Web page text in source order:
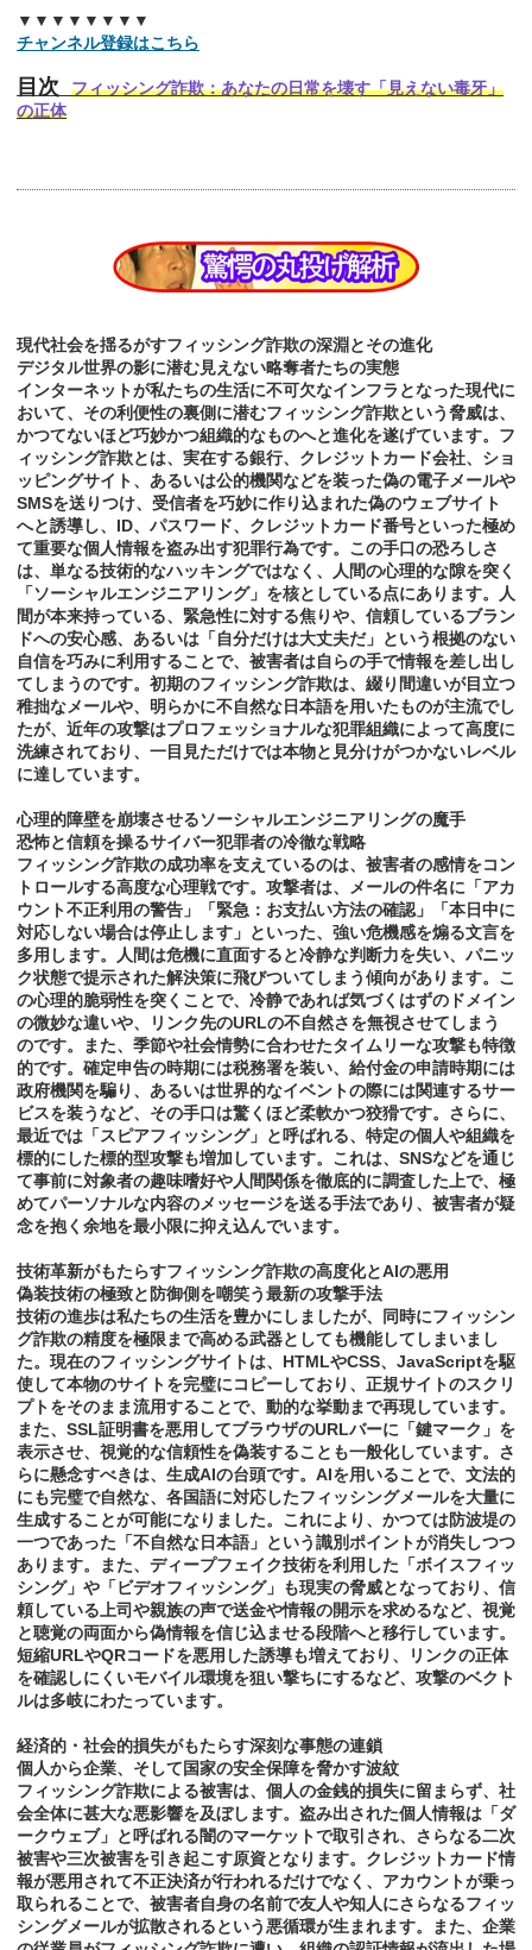
▼▼▼▼▼▼▼▼
チャンネル登録はこちら
目次
フィッシング詐欺：あなたの日常を壊す「見えない毒牙」
の正体
現代社会を揺るがすフィッシング詐欺の深淵とその進化
デジタル世界の影に潜む見えない略奪者たちの実態
インターネットが私たちの生活に不可欠なインフラとなった現代に
おいて、その利便性の裏側に潜むフィッシング詐欺という脅威は、
かつてないほど巧妙かつ組織的なものへと進化を遂げています。フ
ィッシング詐欺とは、実在する銀行、クレジットカード会社、ショ
ッピングサイト、あるいは公的機関などを装った偽の電子メールや
SMSを送りつけ、受信者を巧妙に作り込まれた偽のウェブサイト
へと誘導し、ID、パスワード、クレジットカード番号といった極め
て重要な個人情報を盗み出す犯罪行為です。この手口の恐ろしさ
は、単なる技術的なハッキングではなく、人間の心理的な隙を突く
「ソーシャルエンジニアリング」を核としている点にあります。人
間が本来持っている、緊急性に対する焦りや、信頼しているブラン
ドへの安心感、あるいは「自分だけは大丈夫だ」という根拠のない
自信を巧みに利用することで、被害者は自らの手で情報を差し出し
てしまうのです。初期のフィッシング詐欺は、綴り間違いが目立つ
稚拙なメールや、明らかに不自然な日本語を用いたものが主流でし
たが、近年の攻撃はプロフェッショナルな犯罪組織によって高度に
洗練されており、一目見ただけでは本物と見分けがつかないレベル
に達しています。
心理的障壁を崩壊させるソーシャルエンジニアリングの魔手
恐怖と信頼を操るサイバー犯罪者の冷徹な戦略
フィッシング詐欺の成功率を支えているのは、被害者の感情をコン
トロールする高度な心理戦です。攻撃者は、メールの件名に「アカ
ウント不正利用の警告」「緊急：お支払い方法の確認」「本日中に
対応しない場合は停止します」といった、強い危機感を煽る文言を
多用します。人間は危機に直面すると冷静な判断力を失い、パニッ
ク状態で提示された解決策に飛びついてしまう傾向があります。こ
の心理的脆弱性を突くことで、冷静であれば気づくはずのドメイン
の微妙な違いや、リンク先のURLの不自然さを無視させてしまう
のです。また、季節や社会情勢に合わせたタイムリーな攻撃も特徴
的です。確定申告の時期には税務署を装い、給付金の申請時期には
政府機関を騙り、あるいは世界的なイベントの際には関連するサー
ビスを装うなど、その手口は驚くほど柔軟かつ狡猾です。さらに、
最近では「スピアフィッシング」と呼ばれる、特定の個人や組織を
標的にした標的型攻撃も増加しています。これは、SNSなどを通じ
て事前に対象者の趣味嗜好や人間関係を徹底的に調査した上で、極
めてパーソナルな内容のメッセージを送る手法であり、被害者が疑
念を抱く余地を最小限に抑え込んでいます。
技術革新がもたらすフィッシング詐欺の高度化とAIの悪用
偽装技術の極致と防御側を嘲笑う最新の攻撃手法
技術の進歩は私たちの生活を豊かにしましたが、同時にフィッシン
グ詐欺の精度を極限まで高める武器としても機能してしまいまし
た。現在のフィッシングサイトは、HTMLやCSS、JavaScriptを駆
使して本物のサイトを完璧にコピーしており、正規サイトのスクリ
プトをそのまま流用することで、動的な挙動まで再現しています。
また、SSL証明書を悪用してブラウザのURLバーに「鍵マーク」を
表示させ、視覚的な信頼性を偽装することも一般化しています。さ
らに懸念すべきは、生成AIの台頭です。AIを用いることで、文法的
にも完璧で自然な、各国語に対応したフィッシングメールを大量に
生成することが可能になりました。これにより、かつては防波堤の
一つであった「不自然な日本語」という識別ポイントが消失しつつ
あります。また、ディープフェイク技術を利用した「ボイスフィッ
シング」や「ビデオフィッシング」も現実の脅威となっており、信
頼している上司や親族の声で送金や情報の開示を求めるなど、視覚
と聴覚の両面から偽情報を信じ込ませる段階へと移行しています。
短縮URLやQRコードを悪用した誘導も増えており、リンクの正体
を確認しにくいモバイル環境を狙い撃ちにするなど、攻撃のベクト
ルは多岐にわたっています。
経済的・社会的損失がもたらす深刻な事態の連鎖
個人から企業、そして国家の安全保障を脅かす波紋
フィッシング詐欺による被害は、個人の金銭的損失に留まらず、社
会全体に甚大な悪影響を及ぼします。盗み出された個人情報は「ダ
ークウェブ」と呼ばれる闇のマーケットで取引され、さらなる二次
被害や三次被害を引き起こす原資となります。クレジットカード情
報が悪用されて不正決済が行われるだけでなく、アカウントが乗っ
取られることで、被害者自身の名前で友人や知人にさらなるフィッ
シングメールが拡散されるという悪循環が生まれます。また、企業